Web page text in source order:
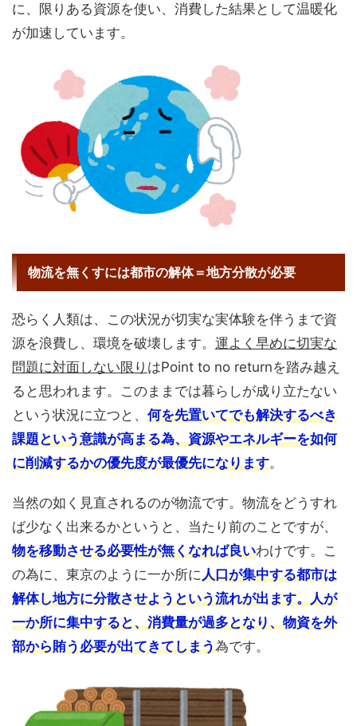
に、限りある資源を使い、消費した結果として温暖化
が加速しています。
物流を無くすには都市の解体＝地方分散が必要
恐らく人類は、この状況が切実な実体験を伴うまで資
源を浪費し、環境を破壊します。 運よく早めに切実な
問題に対面しない限り はPoint to no returnを踏み越え
ると思われます。このままでは暮らしが成り立たない
という状況に立つと、 何を先置いてでも解決するべき
課題という意識が高まる為、資源やエネルギーを如何
に削減するかの優先度が最優先になります。
当然の如く見直されるのが物流です。物流をどうすれ
ば少なく出来るかというと、当たり前のことですが、
物を移動させる必要性が無くなれば良いわけです。こ
の為に、東京のように一か所に人口が集中する都市は
解体し地方に分散させようという流れが出ます。人が
一か所に集中すると、消費量が過多となり、物資を外
部から賄う必要が出てきてしまう為です。